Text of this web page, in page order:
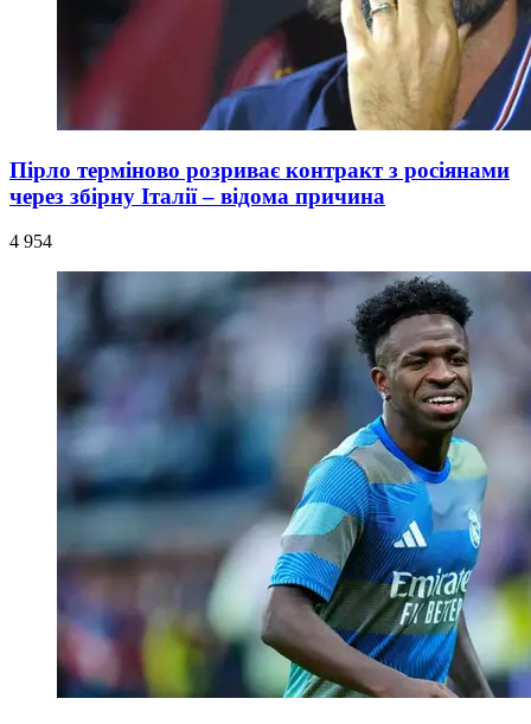
Пірло терміново розриває контракт з росіянами
через збірну Італії – відома причина
4 954